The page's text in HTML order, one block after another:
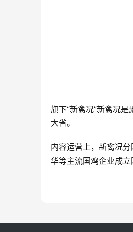
旗下“新禽况”新禽况
大省。
内容运营上，新禽况
华等主流国鸡企业成立